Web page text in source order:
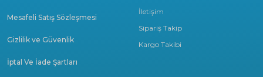
İletişim
Sipariş Takip
Kargo Takibi
Mesafeli Satış Sözleşmesi
Gizlilik ve Güvenlik
İptal Ve İade Şartları